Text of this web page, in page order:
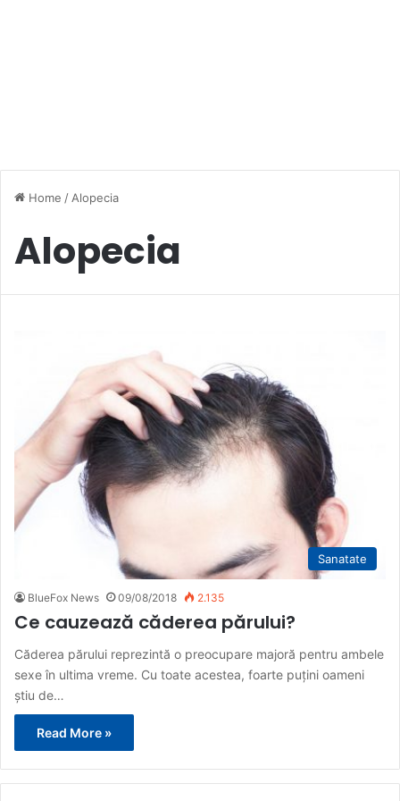
Home / Alopecia
Alopecia
Sanatate
BlueFox News 09/08/2018 2.135
Ce cauzează căderea părului?
Căderea părului reprezintă o preocupare majoră pentru ambele
sexe în ultima vreme. Cu toate acestea, foarte puțini oameni
știu de…
Read More »